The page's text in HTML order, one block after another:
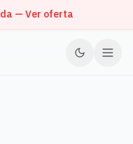
— Ver oferta